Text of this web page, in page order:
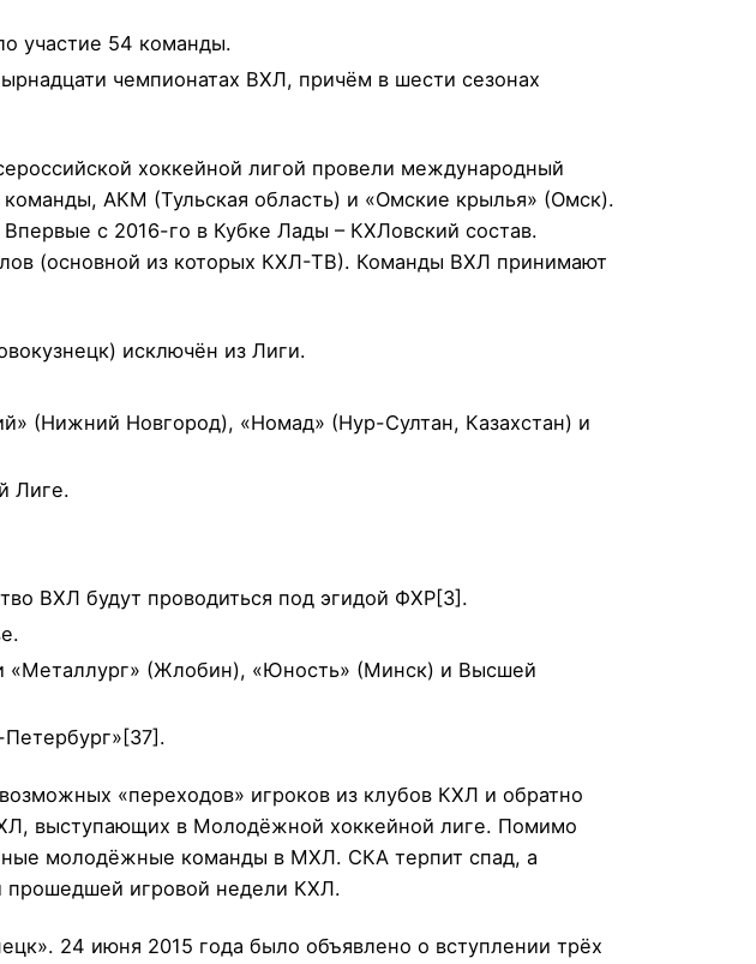
участие 54 команды.
чемпионатах ВХЛ, причём в шести сезонах
хоккейной лигой провели международный
АКМ (Тульская область) и «Омские крылья» (Омск).
с 2016-го в Кубке Лады – КХЛовский состав.
(основной из которых КХЛ-ТВ). Команды ВХЛ принимают
исключён из Лиги.
(Нижний Новгород), «Номад» (Нур-Султан, Казахстан) и
Лиге.
ВХЛ будут проводиться под эгидой ФХР[3].
«Металлург» (Жлобин), «Юность» (Минск) и Высшей
«переходов» игроков из клубов КХЛ и обратно
выступающих в Молодёжной хоккейной лиге. Помимо
молодёжные команды в МХЛ. СКА терпит спад, а
прошедшей игровой недели КХЛ.
24 июня 2015 года было объявлено о вступлении трёх